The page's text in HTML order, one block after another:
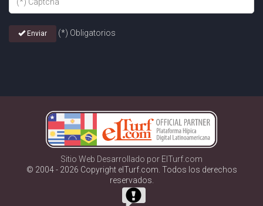
Enviar (*) Obligatorios
Sitio Web Desarrollado por ElTurf.com
© 2004 - 2026 Copyright elTurf.com. Todos los derechos
reservados.